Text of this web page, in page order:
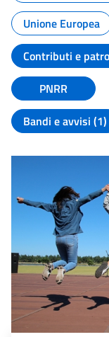
Unione Europea
Contributi e
PNRR
Bandi e avvisi (1)